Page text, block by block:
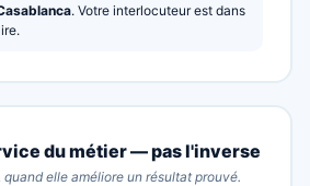
. Votre interlocuteur est dans
du métier — pas l'inverse
quand elle améliore un résultat prouvé.